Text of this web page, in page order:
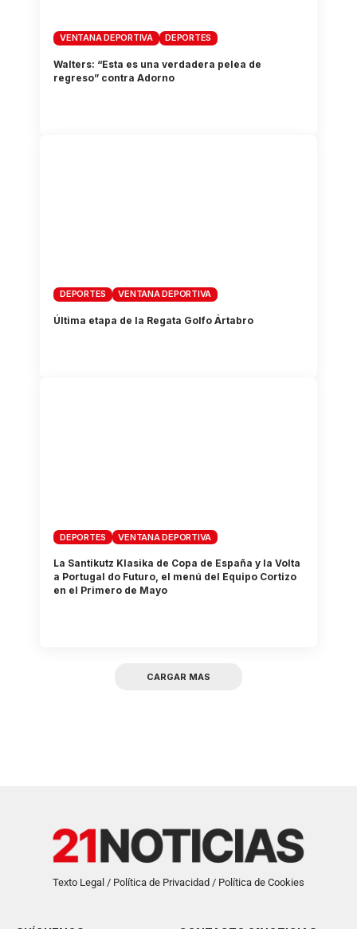
VENTANA DEPORTIVA DEPORTES
Walters: “Esta es una verdadera pelea de
regreso” contra Adorno
DEPORTES VENTANA DEPORTIVA
Última etapa de la Regata Golfo Ártabro
DEPORTES VENTANA DEPORTIVA
La Santikutz Klasika de Copa de España y la Volta
a Portugal do Futuro, el menú del Equipo Cortizo
en el Primero de Mayo
CARGAR MAS
Texto Legal / Política de Privacidad / Política de Cookies